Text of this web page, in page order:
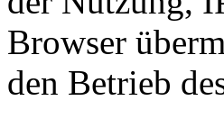
Browser
den Betrieb